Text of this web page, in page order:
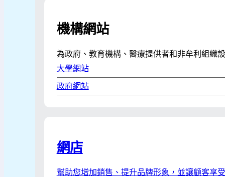
機構網站
為政府、教育機構、醫療提供者和非牟利組織
大學網站
政府網站
網店
幫助您增加銷售、提升品牌形象，並讓顧客享